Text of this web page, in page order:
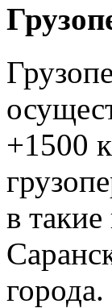
+1500
в
города.